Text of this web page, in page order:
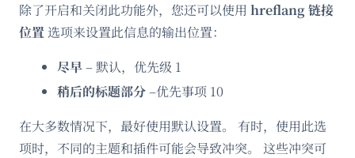
除了开启和关闭此功能外，您还可以使用 hreflang 链接
位置 选项来设置此信息的输出位置：
尽早– 默认，优先级 1
稍后的标题部分–优先事项 10
在大多数情况下，最好使用默认设置。 有时，使用此选
项时，不同的主题和插件可能会导致冲突。 这些冲突可